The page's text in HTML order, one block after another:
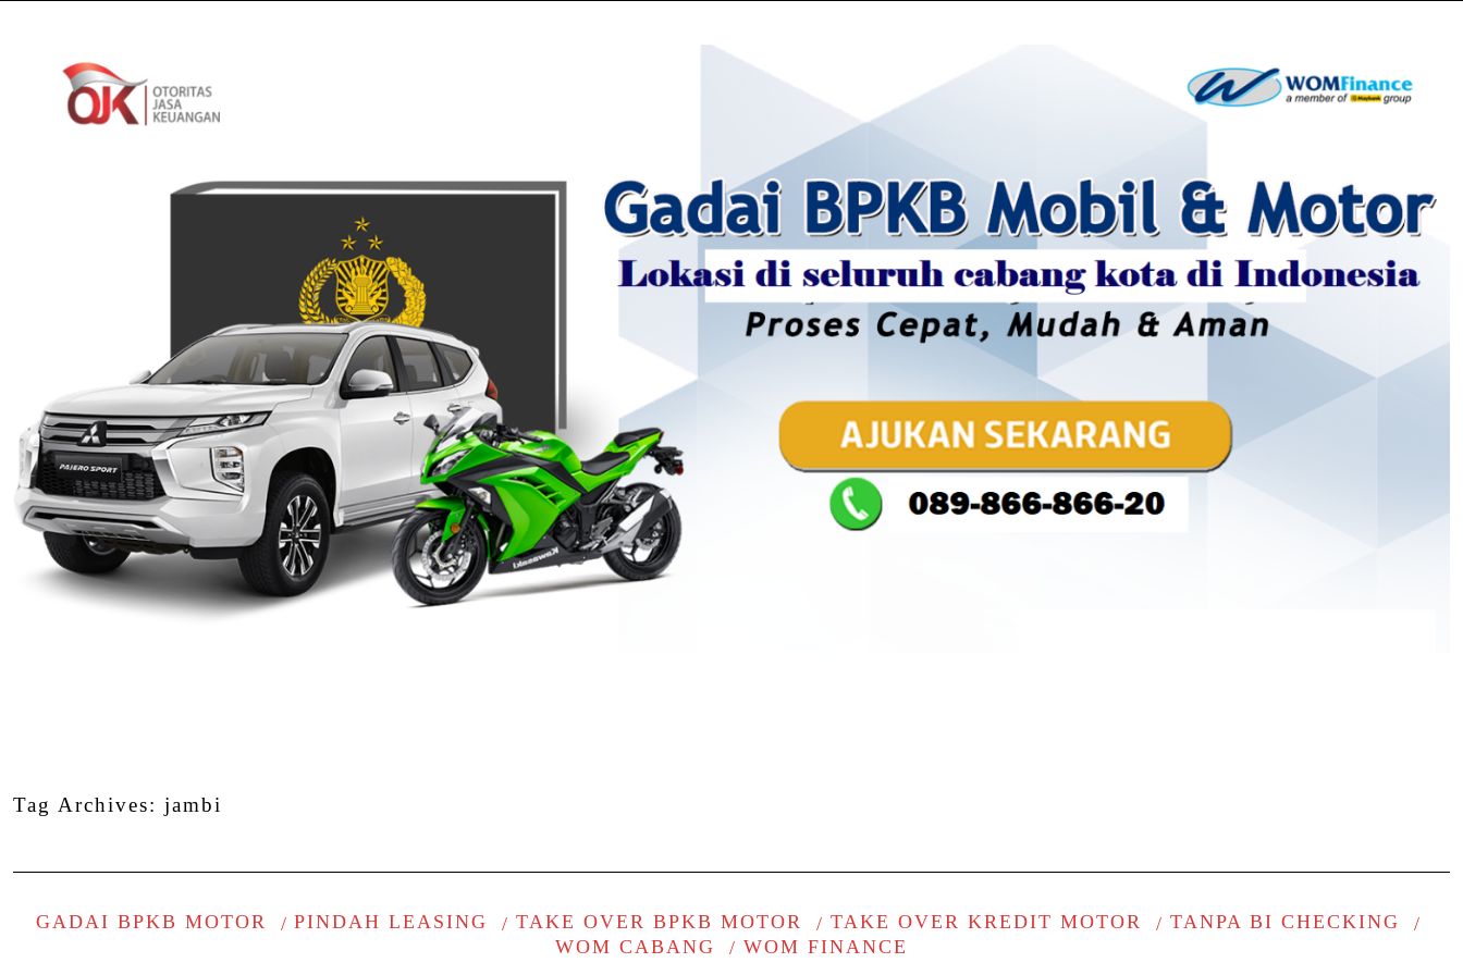
Tag Archives: jambi
GADAI BPKB MOTOR PINDAH LEASING TAKE OVER BPKB MOTOR TAKE OVER KREDIT MOTOR
TANPA BI CHECKING
WOM CABANG
WOM FINANCE